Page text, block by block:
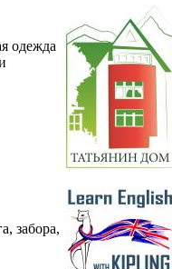
одежда
забора,